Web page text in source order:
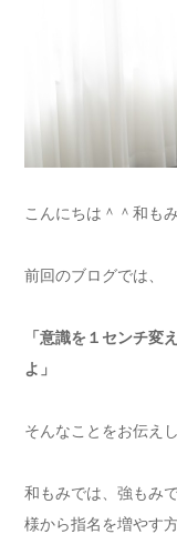
こんにちは＾＾和も
前回のブログでは、
「意識を１センチ変
よ」
そんなことをお伝え
和もみでは、強もみ
様から指名を増やす